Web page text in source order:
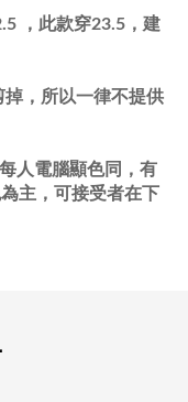
，此款穿23.5，建
掉，所以一律不提供
人電腦顯色同，有
主，可接受者在下